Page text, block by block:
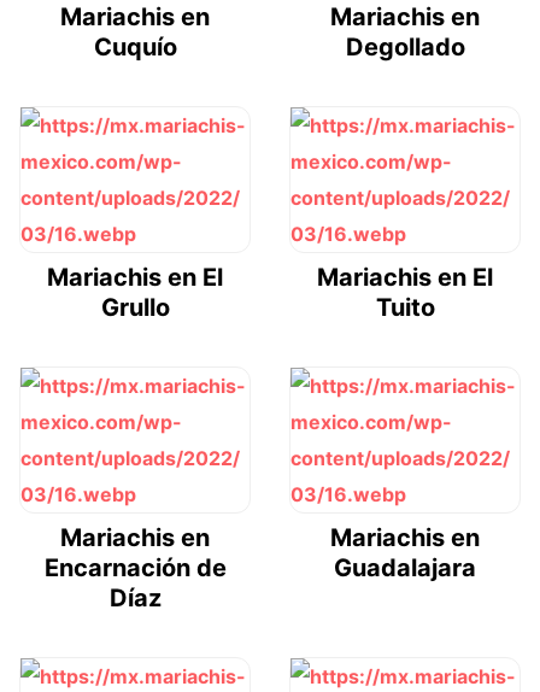
Mariachis en
Cuquío
Mariachis en
Degollado
Mariachis en El
Grullo
Mariachis en El
Tuito
Mariachis en
Encarnación de
Díaz
Mariachis en
Guadalajara